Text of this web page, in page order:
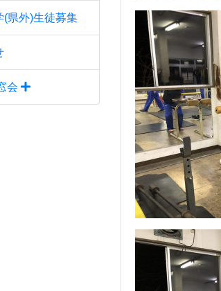
(県外)生徒募集
会